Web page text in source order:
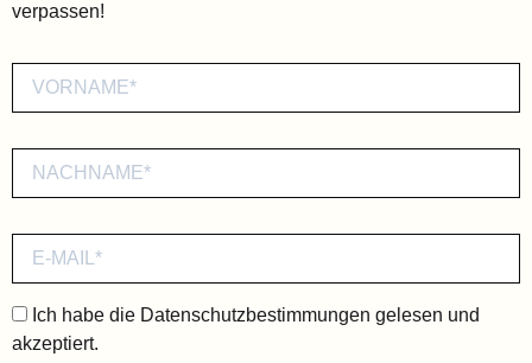
verpassen!
Ich habe die Datenschutzbestimmungen gelesen und
akzeptiert.